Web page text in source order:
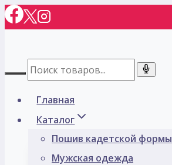
Перейти
к
Главная
Каталог
Пошив кадетской формы
Мужская одежда